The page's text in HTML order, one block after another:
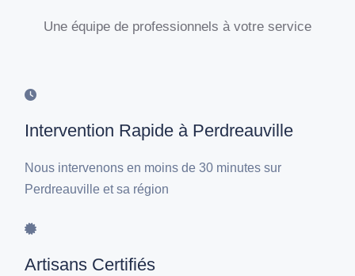
Une équipe de professionnels à votre service
Intervention Rapide à Perdreauville
Nous intervenons en moins de 30 minutes sur
Perdreauville et sa région
Artisans Certifiés